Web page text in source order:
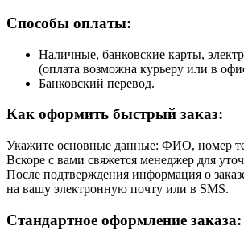
Способы оплаты:
Наличные, банковские карты,
(оплата возможна курьеру или в
Банковский перевод.
Как оформить быстрый заказ:
Укажите основные данные: ФИО, номер
Вскоре с вами свяжется менеджер для
После подтверждения информация о
на вашу электронную почту или в SMS.
Стандартное оформление заказа: